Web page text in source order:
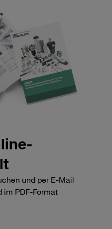
und per E-Mail
im PDF-Format